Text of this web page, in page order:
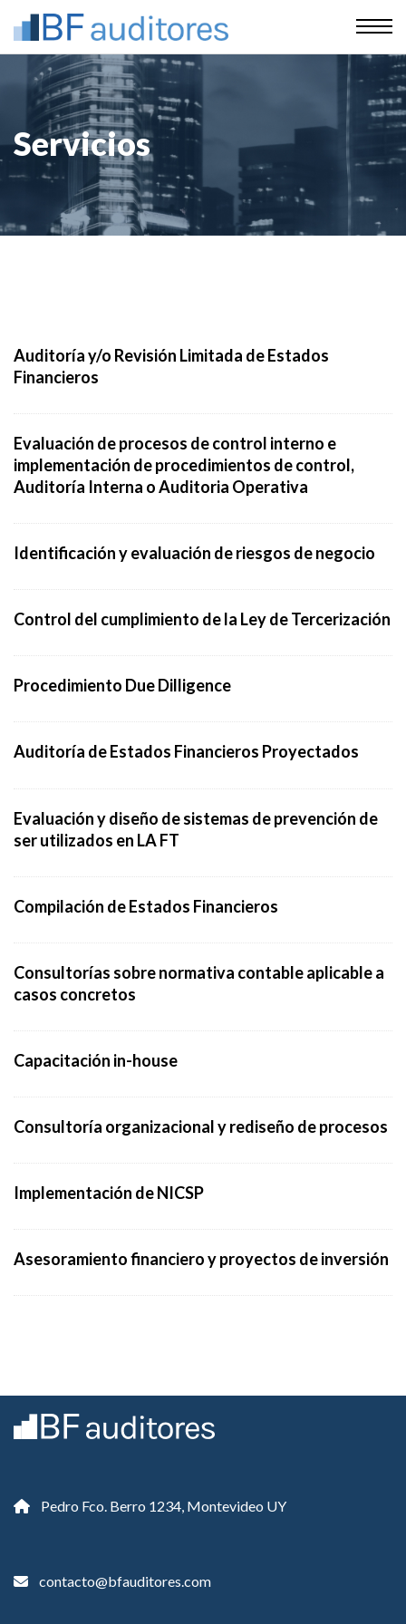
Servicios
Auditoría y/o Revisión Limitada de Estados
Financieros
Evaluación de procesos de control interno e
implementación de procedimientos de control,
Auditoría Interna o Auditoria Operativa
Identificación y evaluación de riesgos de negocio
Control del cumplimiento de la Ley de Tercerización
Procedimiento Due Dilligence
Auditoría de Estados Financieros Proyectados
Evaluación y diseño de sistemas de prevención de
ser utilizados en LA FT
Compilación de Estados Financieros
Consultorías sobre normativa contable aplicable a
casos concretos
Capacitación in-house
Consultoría organizacional y rediseño de procesos
Implementación de NICSP
Asesoramiento financiero y proyectos de inversión
Pedro Fco. Berro 1234, Montevideo UY
contacto@bfauditores.com